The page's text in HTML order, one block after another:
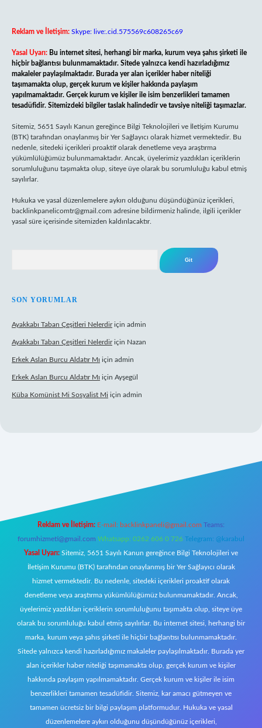
Reklam ve İletişim: Skype: live:.cid.575569c608265c69
Yasal Uyarı: Bu internet sitesi, herhangi bir marka, kurum veya şahıs şirketi ile
hiçbir bağlantısı bulunmamaktadır. Sitede yalnızca kendi hazırladığımız
makaleler paylaşılmaktadır. Burada yer alan içerikler haber niteliği
taşımamakta olup, gerçek kurum ve kişiler hakkında paylaşım
yapılmamaktadır. Gerçek kurum ve kişiler ile isim benzerlikleri tamamen
tesadüfidir. Sitemizdeki bilgiler taslak halindedir ve tavsiye niteliği taşımazlar.
Sitemiz, 5651 Sayılı Kanun gereğince Bilgi Teknolojileri ve İletişim Kurumu
(BTK) tarafından onaylanmış bir Yer Sağlayıcı olarak hizmet vermektedir. Bu
nedenle, sitedeki içerikleri proaktif olarak denetleme veya araştırma
yükümlülüğümüz bulunmamaktadır. Ancak, üyelerimiz yazdıkları içeriklerin
sorumluluğunu taşımakta olup, siteye üye olarak bu sorumluluğu kabul etmiş
sayılırlar.
Hukuka ve yasal düzenlemelere aykırı olduğunu düşündüğünüz içerikleri,
backlinkpanelicomtr@gmail.com adresine bildirmeniz halinde, ilgili içerikler
yasal süre içerisinde sitemizden kaldırılacaktır.
SON YORUMLAR
Ayakkabı Taban Çeşitleri Nelerdiriçin admin
Ayakkabı Taban Çeşitleri Nelerdiriçin Nazan
Erkek Aslan Burcu Aldatır Mı için admin
Erkek Aslan Burcu Aldatır Mı için Ayşegül
Küba Komünist Mi Sosyalist Mi için admin
Reklam ve İletişim: E-mail: backlinkpaneli@gmail.com Teams:
forumhizmeti@gmail.com Whatsapp: 0262 606 0 726 Telegram: @karabul
Yasal Uyarı: Sitemiz, 5651 Sayılı Kanun gereğince Bilgi Teknolojileri ve
İletişim Kurumu (BTK) tarafından onaylanmış bir Yer Sağlayıcı olarak
hizmet vermektedir. Bu nedenle, sitedeki içerikleri proaktif olarak
denetleme veya araştırma yükümlülüğümüz bulunmamaktadır. Ancak,
üyelerimiz yazdıkları içeriklerin sorumluluğunu taşımakta olup, siteye üye
olarak bu sorumluluğu kabul etmiş sayılırlar. Bu internet sitesi, herhangi bir
marka, kurum veya şahıs şirketi ile hiçbir bağlantısı bulunmamaktadır.
Sitede yalnızca kendi hazırladığımız makaleler paylaşılmaktadır. Burada yer
alan içerikler haber niteliği taşımamakta olup, gerçek kurum ve kişiler
hakkında paylaşım yapılmamaktadır. Gerçek kurum ve kişiler ile isim
benzerlikleri tamamen tesadüfidir. Sitemiz, kar amacı gütmeyen ve
tamamen ücretsiz bir bilgi paylaşım platformudur. Hukuka ve yasal
düzenlemelere aykırı olduğunu düşündüğünüz içerikleri,